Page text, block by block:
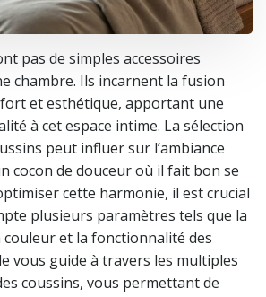
pas de simples accessoires
chambre. Ils incarnent la fusion
et esthétique, apportant une
à cet espace intime. La sélection
peut influer sur l’ambiance
cocon de douceur où il fait bon se
cette harmonie, il est crucial
plusieurs paramètres tels que la
et la fonctionnalité des
vous guide à travers les multiples
coussins, vous permettant de